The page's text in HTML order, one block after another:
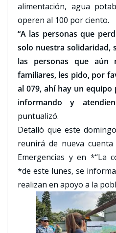
alimentación, agua
operen al 100 por ciento.
“A las personas que
solo nuestra solidaridad,
las personas que aún
familiares, les pido, por
al 079, ahí hay un
informando y
puntualizó.
Detalló que este
reunirá de nueva
Emergencias y en *“La
*de este lunes, se
realizan en apoyo a la